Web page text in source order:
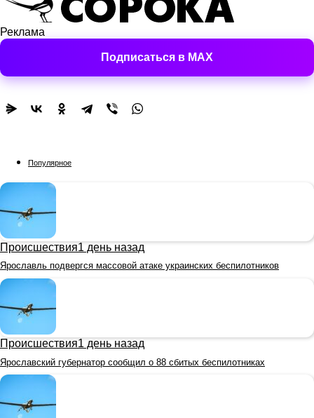
Реклама
Подписаться в MAX
Популярное
Происшествия1 день назад
Ярославль подвергся массовой атаке украинских беспилотников
Происшествия1 день назад
Ярославский губернатор сообщил о 88 сбитых беспилотниках